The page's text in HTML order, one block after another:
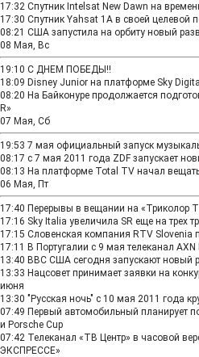
17:32 Спутник Intelsat New Dawn на
17:30 Cпутник Yahsat 1А в своей целевой
08:21 США запустила на орбиту новый
08 Мая, Вс
19:10 C ДНЕМ ПОБЕДЫ!!
18:09 Disney Junior на платформе Sky Digital
08:20 На Байконуре продолжается
R»
07 Мая, Сб
19:53 7 мая официальный запуск
08:17 с 7 мая 2011 года ZDF запускает
08:13 На платформе Total TV начал
06 Мая, Пт
17:40 Перерывы в вещании на «Триколор
17:16 Sky Italia увеличила SR еще на трех
17:15 Словенская компания RTV Slovenia
17:11 В Португалии с 9 мая телеканал
13:40 ВВС США сегодня запускают новый
13:33 Нацсовет принимает заявки на
июня
13:30 "Русская ночь" c 10 мая 2011 года
07:49 Первый автомобильный планирует
и Porsche Cup
07:42 Телеканал «ТВ Центр» в часовой
ЭКСПРЕССЕ»